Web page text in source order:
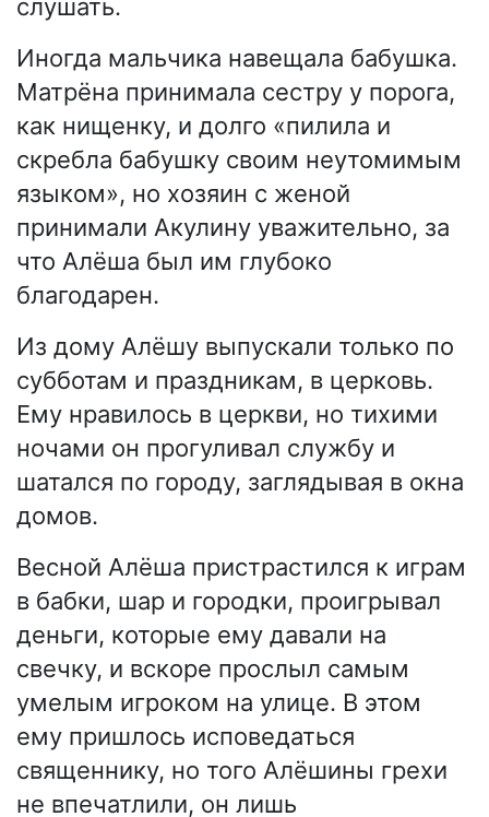
слушать.
Иногда мальчика навещала бабушка.
Матрёна принимала сестру у порога,
как нищенку, и долго «пилила и
скребла бабушку своим неутомимым
языком», но хозяин с женой
принимали Акулину уважительно, за
что Алёша был им глубоко
благодарен.
Из дому Алёшу выпускали только по
субботам и праздникам, в церковь.
Ему нравилось в церкви, но тихими
ночами он прогуливал службу и
шатался по городу, заглядывая в окна
домов.
Весной Алёша пристрастился к играм
в бабки, шар и городки, проигрывал
деньги, которые ему давали на
свечку, и вскоре прослыл самым
умелым игроком на улице. В этом
ему пришлось исповедаться
священнику, но того Алёшины грехи
не впечатлили, он лишь